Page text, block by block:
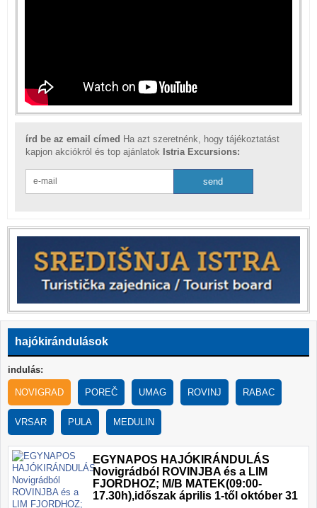
írd be az email címed Ha azt szeretnénk, hogy tájékoztatást
kapjon akciókról és top ajánlatok Istria Excursions:
hajókirándulások
indulás:
NOVIGRAD POREČ UMAG ROVINJ RABAC
VRSAR PULA MEDULIN
EGYNAPOS HAJÓKIRÁNDULÁS
Novigrádból ROVINJBA és a LIM
FJORDHOZ; M/B MATEK(09:00-
17.30h),időszak április 1-től október 31